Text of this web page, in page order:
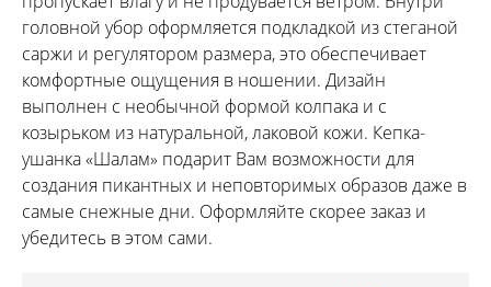
головной убор оформляется подкладкой из стеганой
саржи и регулятором размера, это обеспечивает
комфортные ощущения в ношении. Дизайн
выполнен с необычной формой колпака и с
козырьком из натуральной, лаковой кожи. Кепка-
ушанка «Шалам» подарит Вам возможности для
создания пикантных и неповторимых образов даже в
самые снежные дни. Оформляйте скорее заказ и
убедитесь в этом сами.